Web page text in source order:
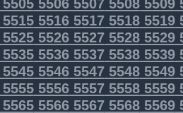
5516551755185519
5526552755285529
5536553755385539
5546554755485549
5556555755585559
5566556755685569